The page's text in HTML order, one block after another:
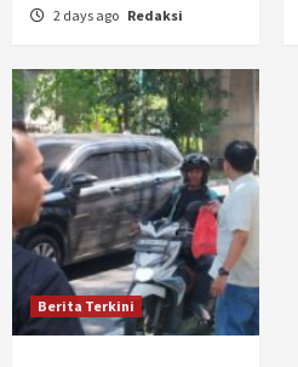
2 days ago Redaksi
Berita Terkini